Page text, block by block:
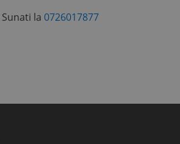
Sunati la 0726017877